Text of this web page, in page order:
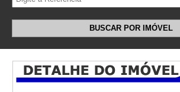
BUSCAR POR IMÓVEL